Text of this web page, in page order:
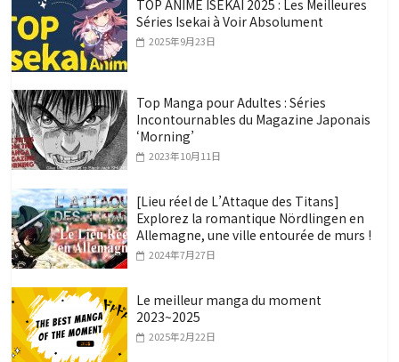
TOP ANIME ISEKAI 2025 : Les Meilleures
Séries Isekai à Voir Absolument
2025年9月23日
Top Manga pour Adultes : Séries
Incontournables du Magazine Japonais
‘Morning’
2023年10月11日
[Lieu réel de L’Attaque des Titans]
Explorez la romantique Nördlingen en
Allemagne, une ville entourée de murs !
2024年7月27日
Le meilleur manga du moment
2023~2025
2025年2月22日